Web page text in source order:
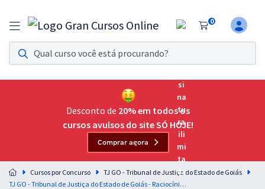
0
Assinatura Ilimitada 11
Acesso a todos os cursos. Teste grátis por 7 dias!
Assinatura OAB Até Passar
Acesso ilimitado a toda preparação para o Exame da
Residências Multiprofissionais
Preparação completa e intensiva para as principais
residências em saúde do Brasil
Desconto de 20% em todos os
cursos avulsos do site SÓ HOJE!
Comprar agora
Cursos por Concurso
TJ GO - Tribunal de Justiça do Estado de Goiás
TJ GO - Tribunal de Justiça do Estado de Goiás - Raciocínio Lógico e Matemático para todos os cargos de Nível Superior - Professor: André Arruda